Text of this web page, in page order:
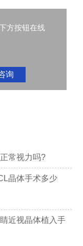
方按钮在线
询
常视力吗?
晶体手术多少
近视晶体植入手